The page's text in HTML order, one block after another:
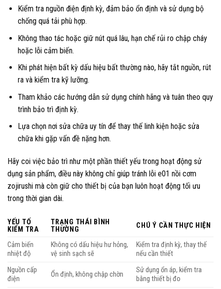
Kiểm tra nguồn điện định kỳ, đảm bảo ổn định và sử dụng bộ
chống quá tải phù hợp.
Không thao tác hoặc giữ nút quá lâu, hạn chế rủi ro chập cháy
hoặc lỗi cảm biến.
Khi phát hiện bất kỳ dấu hiệu bất thường nào, hãy tắt nguồn, rút
ra và kiểm tra kỹ lưỡng.
Tham khảo các hướng dẫn sử dụng chính hãng và tuân theo quy
trình bảo trì định kỳ.
Lựa chọn nơi sửa chữa uy tín để thay thế linh kiện hoặc sửa
chữa khi gặp vấn đề nặng hơn.
Hãy coi việc bảo trì như một phần thiết yếu trong hoạt động sử
dụng sản phẩm, điều này không chỉ giúp tránh lỗi e01 nồi cơm
zojirushi mà còn giữ cho thiết bị của bạn luôn hoạt động tối ưu
trong thời gian dài.
YẾU TỐ
KIỂM TRA
TRẠNG THÁI BÌNH
THƯỜNG
CHÚ Ý CẦN THỰC HIỆN
Cảm biến
nhiệt độ
Không có dấu hiệu hư hỏng,
vệ sinh sạch sẽ
Kiểm tra định kỳ, thay thế
nếu cần thiết
Nguồn cấp
điện
Ổn định, không chập chờn
Sử dụng ổn áp, kiểm tra
bằng thiết bị đo